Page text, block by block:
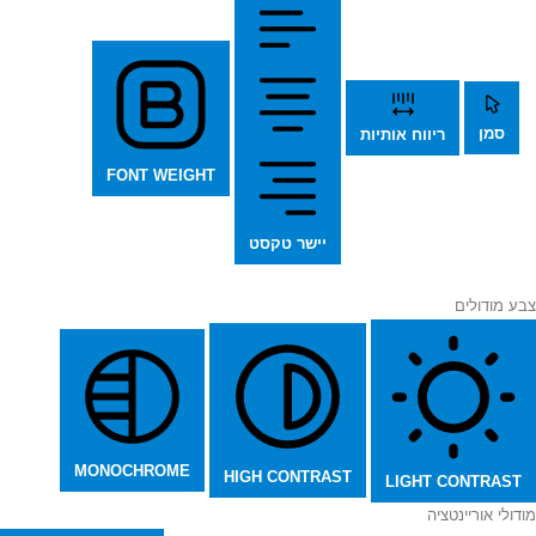
סמן ריווח אותיות
יישר טקסט
FONT WEIGHT
צבע מודולים
LIGHT CONTRAST
HIGH CONTRAST
MONOCHROME
מודולי אוריינטציה